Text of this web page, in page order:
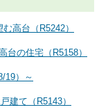
高台（R5242）
の住宅（R5158）
19）～
建て（R5143）